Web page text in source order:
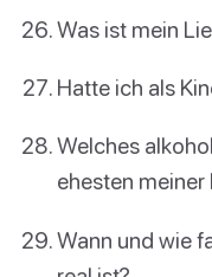
Was ist mein
Hatte ich als
Welches
ehesten
Wann und wie